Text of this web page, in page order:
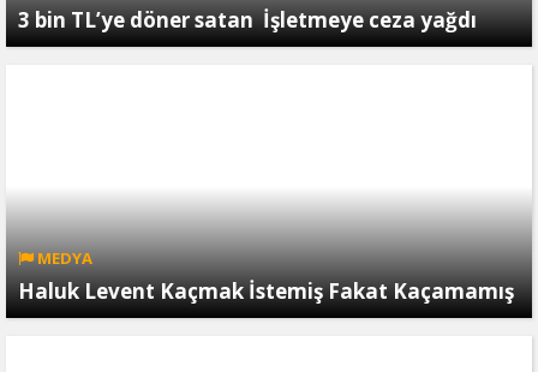
3 bin TL’ye döner satan İşletmeye ceza yağdı
MEDYA
Haluk Levent Kaçmak İstemiş Fakat Kaçamamış